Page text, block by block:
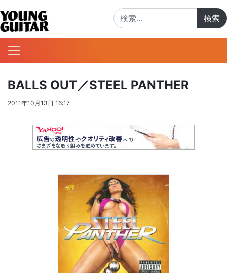
BALLS OUT／STEEL PANTHER
2011年10月13日 16:17